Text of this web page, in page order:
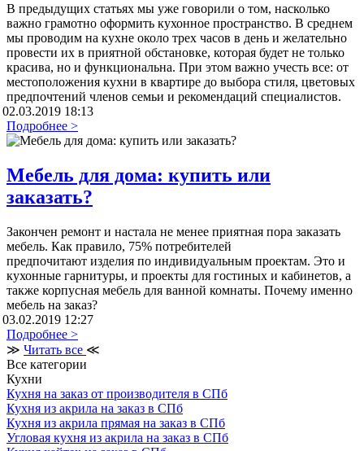
В предыдущих статьях мы уже говорили о том, насколько
важно грамотно оформить кухонное пространство. В среднем
мы проводим на кухне около трех часов в день и желательно
провести их в приятной обстановке, которая будет не только
красива, но и функциональна. При этом важно учесть все: от
местоположения кухни в квартире до выбора стиля, цветовых
предпочтений членов семьи и рекомендаций специалистов.
02.03.2019 18:13
Подробнее >
Мебель для дома: купить или
заказать?
Закончен ремонт и настала не менее приятная пора заказать
мебель. Как правило, 75% потребителей
предпочитают изделия по индивидуальным проектам. Это и
кухонные гарнитуры, и проекты для гостиных и кабинетов, а
также корпусная мебель для ванной комнаты. Почему именно
мебель на заказ?
03.02.2019 12:27
Подробнее >
≫ Читать все ≪
Все категории
Кухни
Кухня на заказ от производителя в СПб
Кухня из акрила на заказ в СПб
Кухня из акрила прямая на заказ в СПб
Угловая кухня из акрила на заказ в СПб